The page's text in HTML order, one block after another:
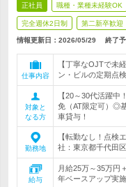
正社員 職種・業種未経験OK
完全週休2日制 第二新卒歓迎
情報更新日：2026/05/29 終了予
仕事内容
【丁寧なOJTで未
ン・ビルの定期点
対象と
なる方
【20～30代活躍
免（AT限定可）◎
車貸与！
勤務地
【転勤なし！点検
社：東京都千代田
給与
月給25万～35万円
年ベースアップ実